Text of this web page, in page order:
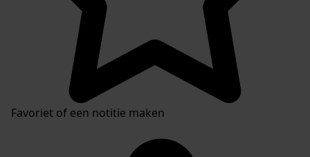
Favoriet of een notitie maken